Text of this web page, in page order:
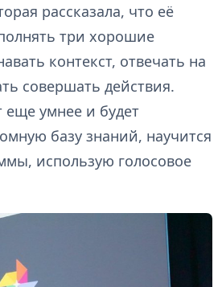
рассказала, что её
три хорошие
контекст, отвечать на
совершать действия.
еще умнее и будет
базу знаний, научится
использую голосовое